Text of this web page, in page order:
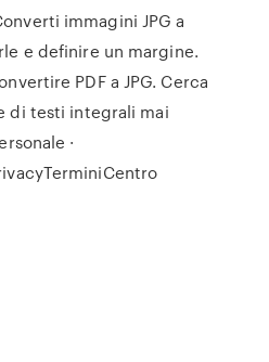
immagini JPG a
e definire un margine.
PDF a JPG. Cerca
di testi integrali mai
·